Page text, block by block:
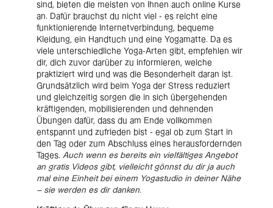
sind, bieten die meisten von Ihnen auch online Kurse
an. Dafür brauchst du nicht viel - es reicht eine
funktionierende Internetverbindung, bequeme
Kleidung, ein Handtuch und eine Yogamatte. Da es
viele unterschiedliche Yoga-Arten gibt, empfehlen wir
dir, dich zuvor darüber zu informieren, welche
praktiziert wird und was die Besonderheit daran ist.
Grundsätzlich wird beim Yoga der Stress reduziert
und gleichzeitig sorgen die in sich übergehenden
kräftigenden, mobilisierenden und dehnenden
Übungen dafür, dass du am Ende vollkommen
entspannt und zufrieden bist - egal ob zum Start in
den Tag oder zum Abschluss eines herausfordernden
Tages. Auch wenn es bereits ein vielfältiges Angebot
an gratis Videos gibt, vielleicht gönnst du dir ja auch
mal eine Einheit bei einem Yogastudio in deiner Nähe
– sie werden es dir danken.